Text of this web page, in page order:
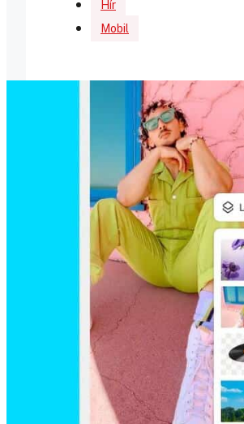
Hír
Mobil